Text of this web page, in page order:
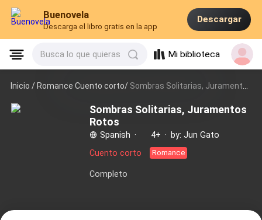
Buenovela
Descarga el libro gratis en la app
Descargar
Busca lo que quieras Mi biblioteca
Inicio /Romance Cuento corto/ Sombras Solitarias, Juramentos Rotos
Sombras Solitarias, Juramentos
Rotos
Spanish · 4+ ·
by: Jun Gato
Cuento corto
Romance
Completo